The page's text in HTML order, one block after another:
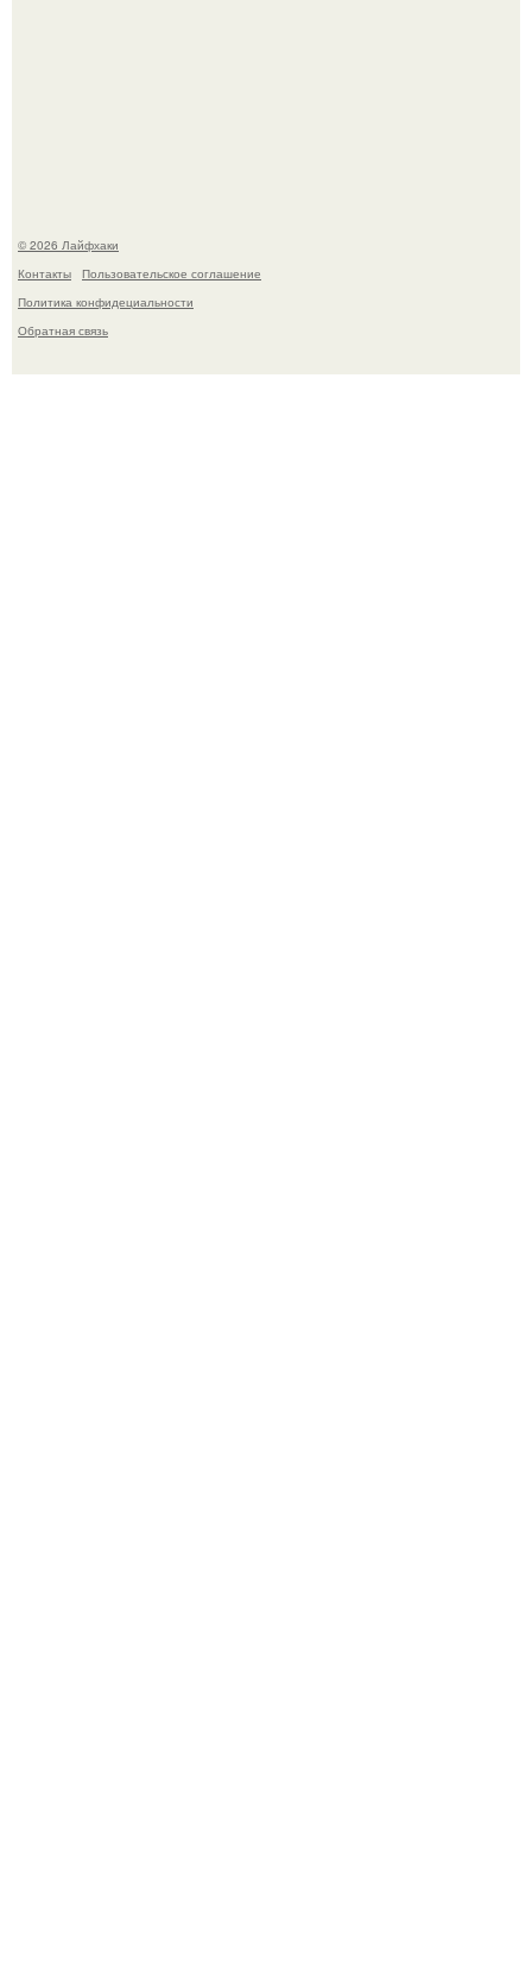
© 2026 Лайфхаки
Контакты
Пользовательское соглашение
Политика конфидециальности
Обратная связь